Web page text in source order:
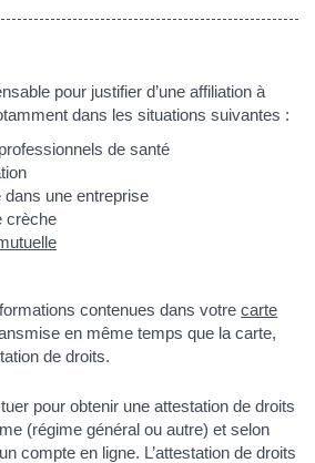
pour justifier d’une affiliation à
dans les situations suivantes :
de santé
une entreprise
crèche
contenues dans votrecarte
en même temps que la carte,
de droits.
pour obtenir une attestation de droits
(régime général ou autre) et selon
compte en ligne. L’attestation de droits